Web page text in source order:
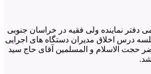
دفتر نماینده ولی فقیه در خراسان جنوبی
درس اخلاق مدیران دستگاه های اجرایی
حجت الاسلام و المسلمین آقای حاج سید